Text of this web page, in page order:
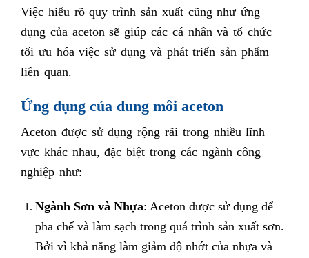
Việc hiểu rõ quy trình sản xuất cũng như ứng
dụng của aceton sẽ giúp các cá nhân và tổ chức
tối ưu hóa việc sử dụng và phát triển sản phẩm
liên quan.
Ứng dụng của dung môi aceton
Aceton được sử dụng rộng rãi trong nhiều lĩnh
vực khác nhau, đặc biệt trong các ngành công
nghiệp như:
Ngành Sơn và Nhựa: Aceton được sử dụng để
pha chế và làm sạch trong quá trình sản xuất sơn.
Bởi vì khả năng làm giảm độ nhớt của nhựa và